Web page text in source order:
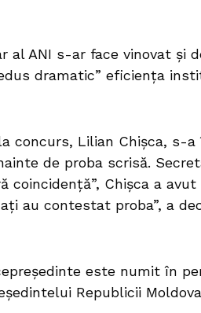
ANI s-ar face vinovat și
dramatic” eficiența
concurs, Lilian Chișca, s-
de proba scrisă.
coincidență”, Chișca a
au contestat proba”, a
este numit în
Republicii